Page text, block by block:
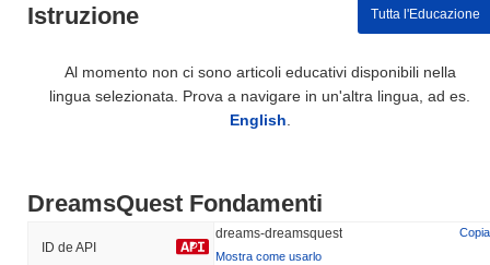
Istruzione Tutta l'Educazione
Al momento non ci sono articoli educativi disponibili nella
lingua selezionata. Prova a navigare in un'altra lingua, ad es.
English
DreamsQuest Fondamenti
ID de API
dreams-dreamsquest
Copia
Mostra come usarlo